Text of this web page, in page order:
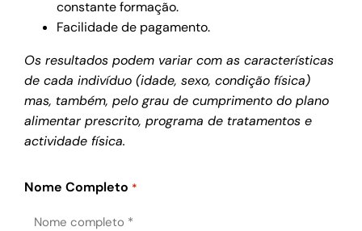
constante formação.
Facilidade de pagamento.
Os resultados podem variar com as características
de cada indivíduo (idade, sexo, condição física)
mas, também, pelo grau de cumprimento do plano
alimentar prescrito, programa de tratamentos e
actividade física.
Nome Completo *